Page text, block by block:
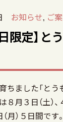
お知らせ, ご
限定】と
ちました「とう
月３日（土）、４
（月）５日間で